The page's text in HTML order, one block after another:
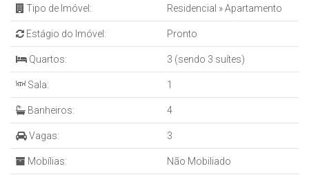
– ⁠03 Elevadores
– ⁠27 Pavimentos
– ⁠27 Pavimentos
– ⁠Portão eletrônico
– 108 Apartamentos
– Coleta seletiva de lixo
– ⁠04 Apartamentos por andar
– Sensores de presença para luzes nas áreas comuns
– Rede interna de monitoramento e segurança via TV
ÁREA DE LAZER
Tipo de Imóvel: Residencial »Apartamento
Estágio do Imóvel: Pronto
Quartos: 3 (sendo 3 suítes)
Sala: 1
Banheiros: 4
Vagas: 3
Mobílias: Não Mobiliado